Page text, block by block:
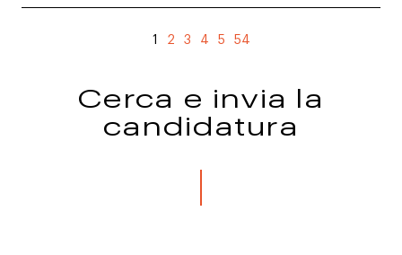
1 2 3 4 5 54
Cerca e invia la
candidatura